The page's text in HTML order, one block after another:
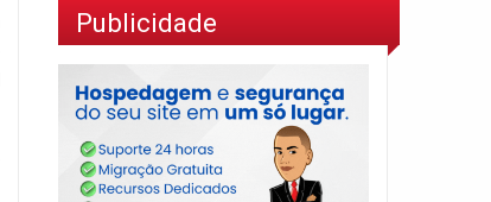
Publicidade